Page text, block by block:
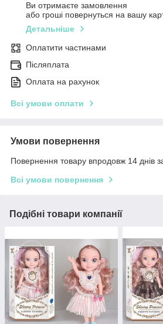
Ви отримаєте замовлення
або гроші повернуться на вашу
Детальніше
Оплатити частинами
Післяплата
Оплата на рахунок
Всі умови оплати
Умови повернення
Повернення товару впродовж 14 днів
Всі умови повернення
Подібні товари компанії